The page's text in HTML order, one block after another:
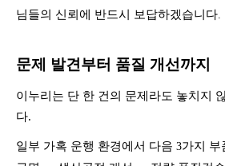
님들의 신뢰에 반드시 보답하겠습니다
문제 발견부터 품질 개선까지
이누리는 단 한 건의 문제라도 놓치지
다.
일부 가혹 운행 환경에서 다음 3가지 부